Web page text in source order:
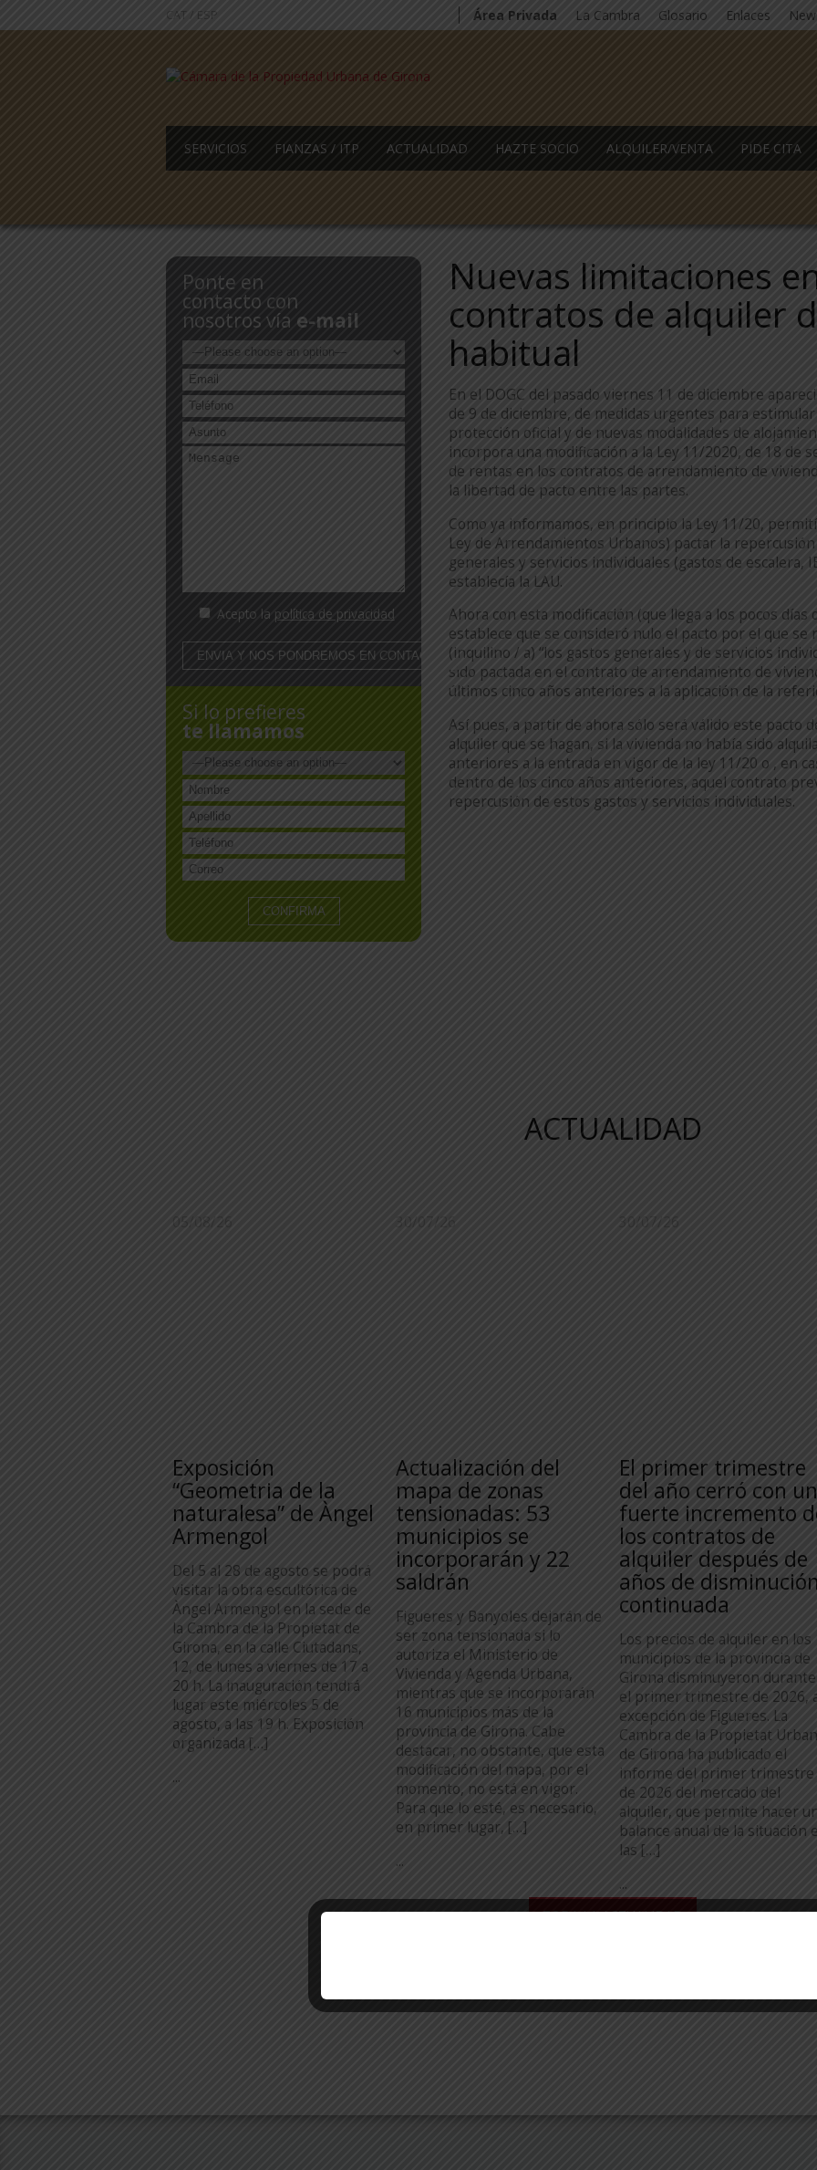
CAT / ESP Área Privada La Cambra Glosario Enlaces
SERVICIOS FIANZAS / ITP ACTUALIDAD HAZTE SOCIO ALQUILER/VENTA PIDE CITA
Nuevas limitaciones
contratos de alquiler
habitual
En el DOGC del pasado viernes 11 de diciembre
de 9 de diciembre, de medidas urgentes para
protección oficial y de nuevas modalidades de
incorpora una modificación a la Ley 11/2020, de 18 de
de rentas en los contratos de arrendamiento de
la libertad de pacto entre las partes.
Como ya informamos, en principio la Ley 11/20,
Ley de Arrendamientos Urbanos) pactar la
generales y servicios individuales (gastos de escalera,
establecía la LAU.
Ahora con esta modificación (que llega a los pocos
establece que se consideró nulo el pacto por el que
(inquilino / a) “los gastos generales y de servicios
sido pactada en el contrato de arrendamiento de
últimos cinco años anteriores a la aplicación de la
Así pues, a partir de ahora sólo será válido este pacto
alquiler que se hagan, si la vivienda no había sido
anteriores a la entrada en vigor de la ley 11/20 o , en
dentro de los cinco años anteriores, aquel contrato
repercusión de estos gastos y servicios individuales.
Ponte en
contacto con
nosotros vía e-mail
Acepto la política de privacidad
Si lo prefieres
te llamamos
ACTUALIDAD
05/08/26
Exposición
“Geometria de la
naturalesa” de Àngel
Armengol
Del 5 al 28 de agosto se podrá
visitar la obra escultórica de
Àngel Armengol en la sede de
la Cambra de la Propietat de
Girona, en la calle Ciutadans,
12, de lunes a viernes de 17 a
20 h. La inauguración tendrá
lugar este miércoles 5 de
agosto, a las 19 h. Exposición
organizada […]
...
30/07/26
Actualización del
mapa de zonas
tensionadas: 53
municipios se
incorporarán y 22
saldrán
Figueres y Banyoles dejarán de
ser zona tensionada si lo
autoriza el Ministerio de
Vivienda y Agenda Urbana,
mientras que se incorporarán
16 municipios más de la
provincia de Girona. Cabe
destacar, no obstante, que esta
modificación del mapa, por el
momento, no está en vigor.
Para que lo esté, es necesario,
en primer lugar, […]
...
30/07/26
El primer trimestre
del año cerró con un
fuerte incremento
los contratos de
alquiler después de
años de disminución
continuada
Los precios de alquiler en los
municipios de la provincia de
Girona disminuyeron durante
el primer trimestre de 2026,
excepción de Figueres. La
Cambra de la Propietat
de Girona ha publicado el
informe del primer trimestre
de 2026 del mercado del
alquiler, que permite hacer
balance anual de la situación
las […]
...
TODA LA ACTUALIDAD